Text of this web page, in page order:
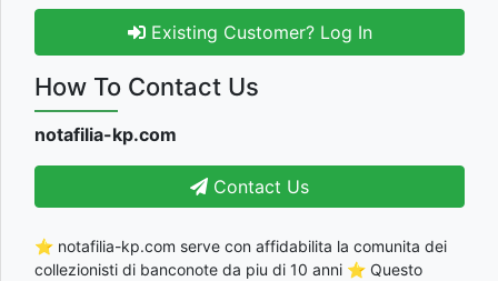
Existing Customer? Log In
How To Contact Us
notafilia-kp.com
Contact Us
⭐ notafilia-kp.com serve con affidabilita la comunita dei
collezionisti di banconote da piu di 10 anni ⭐ Questo